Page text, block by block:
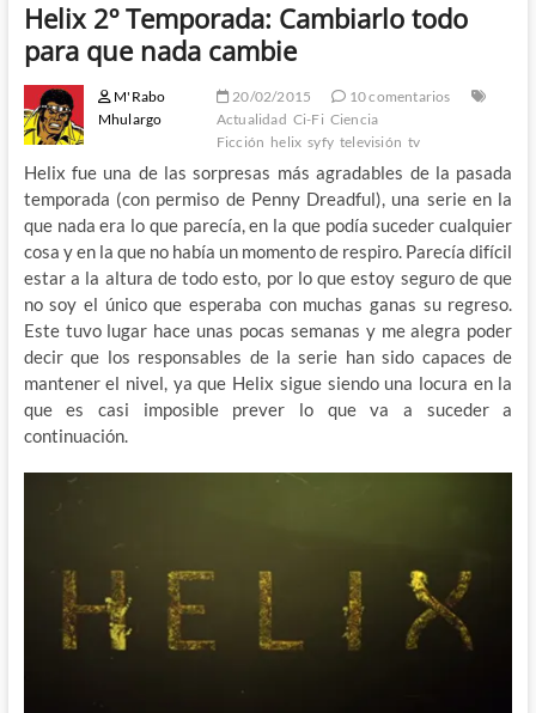
Helix 2º Temporada: Cambiarlo todo
para que nada cambie
M'Rabo
Mhulargo
20/02/2015
10 comentarios
Actualidad Ci-Fi Ciencia
Ficción helix syfy televisión tv
Helix fue una de las sorpresas más agradables de la pasada
temporada (con permiso de Penny Dreadful), una serie en la
que nada era lo que parecía, en la que podía suceder cualquier
cosa y en la que no había un momento de respiro. Parecía difícil
estar a la altura de todo esto, por lo que estoy seguro de que
no soy el único que esperaba con muchas ganas su regreso.
Este tuvo lugar hace unas pocas semanas y me alegra poder
decir que los responsables de la serie han sido capaces de
mantener el nivel, ya que Helix sigue siendo una locura en la
que es casi imposible prever lo que va a suceder a
continuación.